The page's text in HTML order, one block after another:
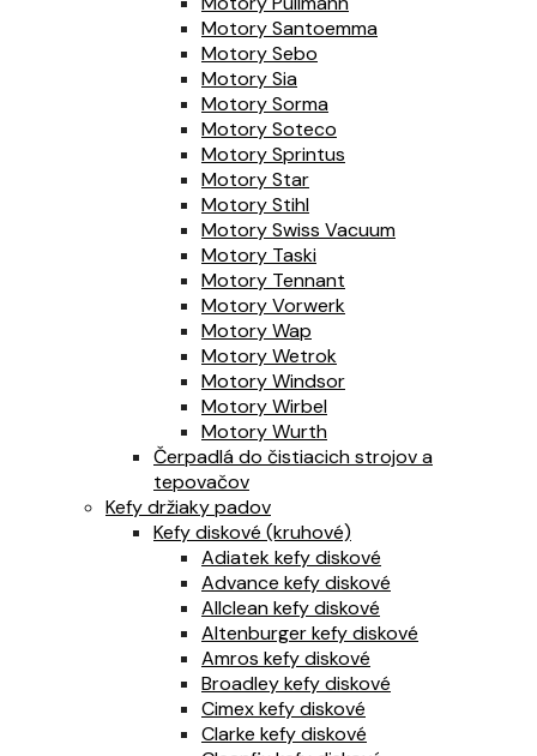
Motory Santoemma
Motory Sebo
Motory Sia
Motory Sorma
Motory Soteco
Motory Sprintus
Motory Star
Motory Stihl
Motory Swiss Vacuum
Motory Taski
Motory Tennant
Motory Vorwerk
Motory Wap
Motory Wetrok
Motory Windsor
Motory Wirbel
Motory Wurth
Čerpadlá do čistiacich strojov a
tepovačov
Kefy držiaky padov
Kefy diskové (kruhové)
Adiatek kefy diskové
Advance kefy diskové
Allclean kefy diskové
Altenburger kefy diskové
Amros kefy diskové
Broadley kefy diskové
Cimex kefy diskové
Clarke kefy diskové